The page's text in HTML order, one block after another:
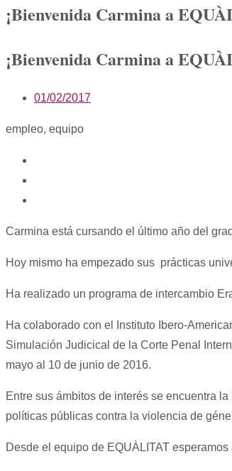
¡Bienvenida Carmina a
¡Bienvenida Carmina a
01/02/2017
empleo, equipo
Carmina está cursando el último año del
Hoy mismo ha empezado sus prácticas
Ha realizado un programa de intercambio
Ha colaborado con el Instituto Ibero-
Simulación Judicical de la Corte Penal
mayo al 10 de junio de 2016.
Entre sus ámbitos de interés se encuentra
políticas públicas contra la violencia de
Desde el equipo de EQUÀLITAT